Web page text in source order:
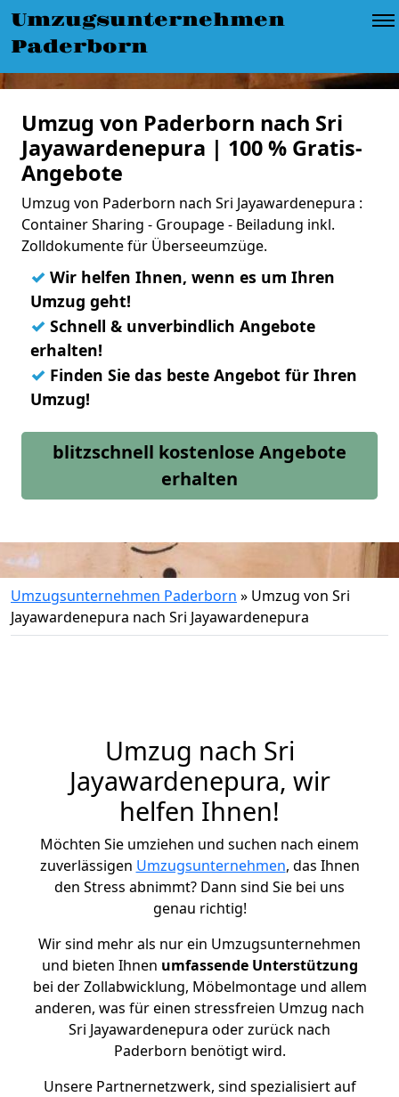
Umzugsunternehmen
Paderborn
Umzug von Paderborn nach Sri
Jayawardenepura | 100 % Gratis-
Angebote
Umzug von Paderborn nach Sri Jayawardenepura :
Container Sharing - Groupage - Beiladung inkl.
Zolldokumente für Überseeumzüge.
✓ Wir helfen Ihnen, wenn es um Ihren
Umzug geht!
✓ Schnell & unverbindlich Angebote
erhalten!
✓ Finden Sie das beste Angebot für Ihren
Umzug!
blitzschnell kostenlose Angebote
erhalten
Umzugsunternehmen Paderborn » Umzug von Sri
Jayawardenepura nach Sri Jayawardenepura
Umzug nach Sri
Jayawardenepura, wir
helfen Ihnen!
Möchten Sie umziehen und suchen nach einem
zuverlässigen Umzugsunternehmen, das Ihnen
den Stress abnimmt? Dann sind Sie bei uns
genau richtig!
Wir sind mehr als nur ein Umzugsunternehmen
und bieten Ihnen umfassende Unterstützung
bei der Zollabwicklung, Möbelmontage und allem
anderen, was für einen stressfreien Umzug nach
Sri Jayawardenepura oder zurück nach
Paderborn benötigt wird.
Unsere Partnernetzwerk, sind spezialisiert auf